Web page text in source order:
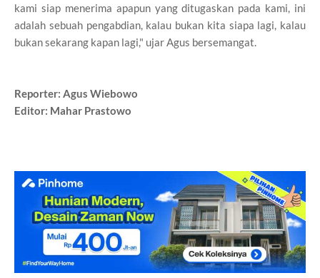
kami siap menerima apapun yang ditugaskan pada kami, ini
adalah sebuah pengabdian, kalau bukan kita siapa lagi, kalau
bukan sekarang kapan lagi," ujar Agus bersemangat.
Reporter: Agus Wiebowo
Editor: Mahar Prastowo